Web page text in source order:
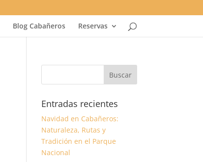
Blog Cabañeros Reservas
Entradas recientes
Navidad en Cabañeros:
Naturaleza, Rutas y
Tradición en el Parque
Nacional